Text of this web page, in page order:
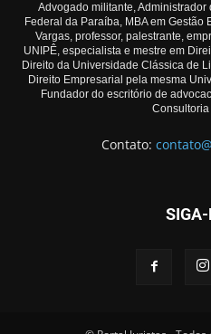
Advogado militante,
Federal da Paraíba, MBA em
Vargas, professor, palestrante,
UNIPÊ, especialista e mestre em
Direito da Universidade Clássica de
Direito Empresarial pela mesma
Fundador do escritório de
Contato: